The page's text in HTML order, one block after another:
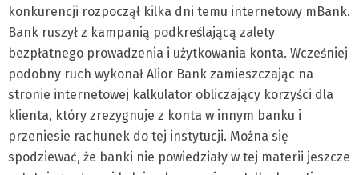
konkurencji rozpoczął kilka dni temu internetowy mBank.
Bank ruszył z kampanią podkreślającą zalety
bezpłatnego prowadzenia i użytkowania konta. Wcześniej
podobny ruch wykonał Alior Bank zamieszczając na
stronie internetowej kalkulator obliczający korzyści dla
klienta, który zrezygnuje z konta w innym banku i
przeniesie rachunek do tej instytucji. Można się
spodziewać, że banki nie powiedziały w tej materii jeszcze